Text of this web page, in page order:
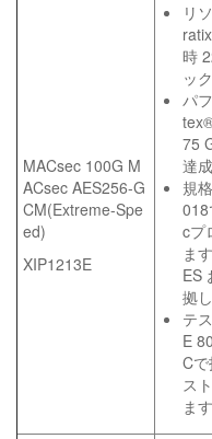
MACsec 100G M
ACsec AES256-G
CM(Extreme-Spe
ed)
XIP1213E
リ
時
ッ
パ
75
達
規
018
cプ
ま
ES
拠
テ
E
C
ス
ます